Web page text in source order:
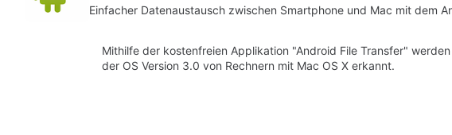
Einfacher Datenaustausch zwischen Smartphone und Mac mit dem
Mithilfe der kostenfreien Applikation "Android File Transfer"
der OS Version 3.0 von Rechnern mit Mac OS X erkannt.